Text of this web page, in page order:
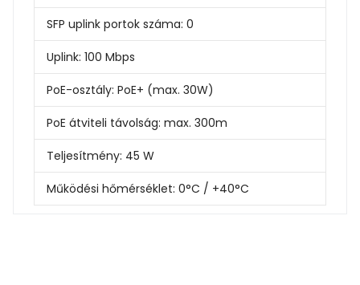
SFP uplink portok száma: 0
Uplink: 100 Mbps
PoE-osztály: PoE+ (max. 30W)
PoE átviteli távolság: max. 300m
Teljesítmény: 45 W
Működési hőmérséklet: 0°C / +40°C